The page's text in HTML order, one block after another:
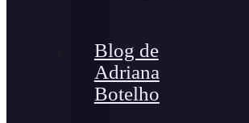
Blog de
Adriana
Botelho